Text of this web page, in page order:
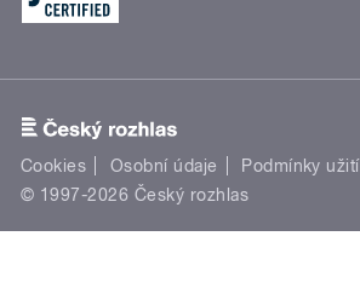
Cookies Osobní údaje Podmínky užití
© 1997-2026 Český rozhlas